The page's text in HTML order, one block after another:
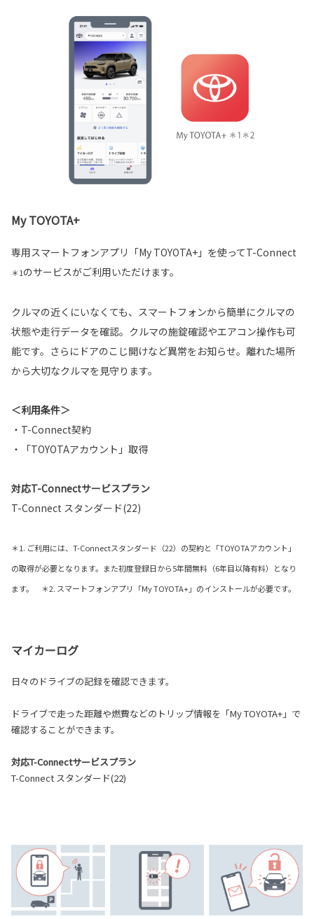
My TOYOTA+
専用スマートフォンアプリ「My TOYOTA+」を使ってT-Connect
＊1のサービスがご利用いただけます。
クルマの近くにいなくても、スマートフォンから簡単にクルマの
状態や走行データを確認。クルマの施錠確認やエアコン操作も可
能です。さらにドアのこじ開けなど異常をお知らせ。離れた場所
から大切なクルマを見守ります。
＜利用条件＞
・T-Connect契約
・「TOYOTAアカウント」取得
対応T-Connectサービスプラン
T-Connect スタンダード(22)
＊1. ご利用には、T-Connectスタンダード（22）の契約と「TOYOTAアカウント」
の取得が必要となります。また初度登録日から5年間無料（6年目以降有料）となり
ます。 ＊2. スマートフォンアプリ「My TOYOTA+」のインストールが必要です。
マイカーログ
日々のドライブの記録を確認できます。
ドライブで走った距離や燃費などのトリップ情報を「My TOYOTA+」で
確認することができます。
対応T-Connectサービスプラン
T-Connect スタンダード(22)